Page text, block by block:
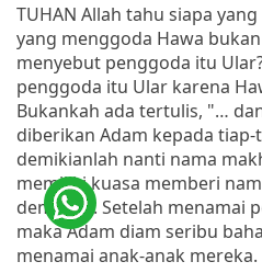
TUHAN Allah tahu siapa
yang menggoda Hawa
menyebut penggoda itu
penggoda itu Ular karena
Bukankah ada tertulis, "…
diberikan Adam kepada
demikianlah nanti nama
memiliki kuasa memberi
demikian. Setelah menamai
maka Adam diam seribu
menamai anak-anak mereka.